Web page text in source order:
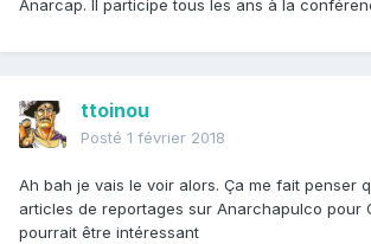
Anarcap. Il participe tous les ans à la
ttoinou
Posté 1 février 2018
Ah bah je vais le voir alors. Ça me fait penser
articles de reportages sur Anarchapulco pour
pourrait être intéressant